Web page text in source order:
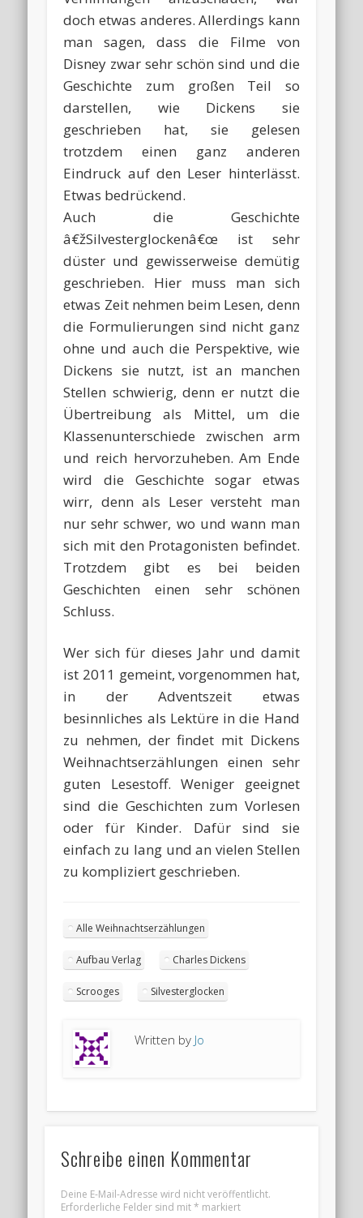
doch etwas anderes. Allerdings kann
man sagen, dass die Filme von
Disney zwar sehr schön sind und die
Geschichte zum großen Teil so
darstellen, wie Dickens sie
geschrieben hat, sie gelesen
trotzdem einen ganz anderen
Eindruck auf den Leser hinterlässt.
Etwas bedrückend.
Auch die Geschichte
â€žSilvesterglockenâ€œ ist sehr
düster und gewisserweise demütig
geschrieben. Hier muss man sich
etwas Zeit nehmen beim Lesen, denn
die Formulierungen sind nicht ganz
ohne und auch die Perspektive, wie
Dickens sie nutzt, ist an manchen
Stellen schwierig, denn er nutzt die
Übertreibung als Mittel, um die
Klassenunterschiede zwischen arm
und reich hervorzuheben. Am Ende
wird die Geschichte sogar etwas
wirr, denn als Leser versteht man
nur sehr schwer, wo und wann man
sich mit den Protagonisten befindet.
Trotzdem gibt es bei beiden
Geschichten einen sehr schönen
Schluss.
Wer sich für dieses Jahr und damit
ist 2011 gemeint, vorgenommen hat,
in der Adventszeit etwas
besinnliches als Lektüre in die Hand
zu nehmen, der findet mit Dickens
Weihnachtserzählungen einen sehr
guten Lesestoff. Weniger geeignet
sind die Geschichten zum Vorlesen
oder für Kinder. Dafür sind sie
einfach zu lang und an vielen Stellen
zu kompliziert geschrieben.
Alle Weihnachtserzählungen
Aufbau Verlag Charles Dickens
Scrooges Silvesterglocken
Written by Jo
Schreibe einen Kommentar
Deine E-Mail-Adresse wird nicht veröffentlicht.
Erforderliche Felder sind mit* markiert